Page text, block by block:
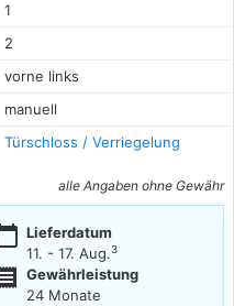
1
2
vorne links
manuell
Türschloss / Verriegelung
alle Angaben ohne Gewähr
Lieferdatum
11. - 17. Aug.3
Gewährleistung
24 Monate